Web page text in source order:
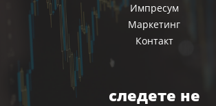
Импресум
Маркетинг
Контакт
следете не